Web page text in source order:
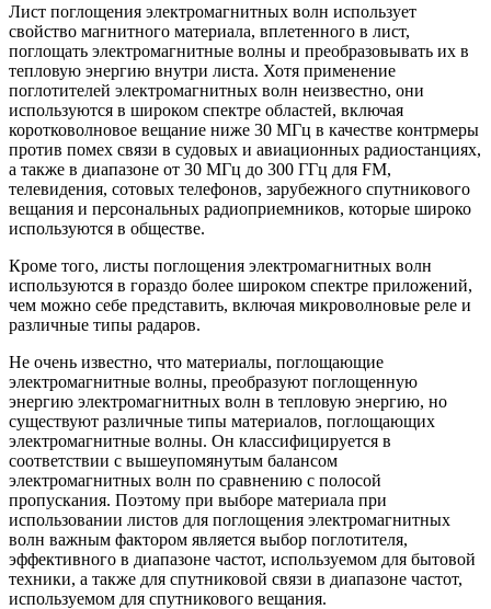
Лист поглощения электромагнитных волн использует
свойство магнитного материала, вплетенного в лист,
поглощать электромагнитные волны и преобразовывать их в
тепловую энергию внутри листа. Хотя применение
поглотителей электромагнитных волн неизвестно, они
используются в широком спектре областей, включая
коротковолновое вещание ниже 30 МГц в качестве контрмеры
против помех связи в судовых и авиационных радиостанциях,
а также в диапазоне от 30 МГц до 300 ГГц для FM,
телевидения, сотовых телефонов, зарубежного спутникового
вещания и персональных радиоприемников, которые широко
используются в обществе.
Кроме того, листы поглощения электромагнитных волн
используются в гораздо более широком спектре приложений,
чем можно себе представить, включая микроволновые реле и
различные типы радаров.
Не очень известно, что материалы, поглощающие
электромагнитные волны, преобразуют поглощенную
энергию электромагнитных волн в тепловую энергию, но
существуют различные типы материалов, поглощающих
электромагнитные волны. Он классифицируется в
соответствии с вышеупомянутым балансом
электромагнитных волн по сравнению с полосой
пропускания. Поэтому при выборе материала при
использовании листов для поглощения электромагнитных
волн важным фактором является выбор поглотителя,
эффективного в диапазоне частот, используемом для бытовой
техники, а также для спутниковой связи в диапазоне частот,
используемом для спутникового вещания.